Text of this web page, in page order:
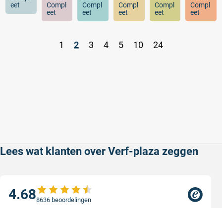
eet
Compl
eet
Compl
eet
Compl
eet
Compl
eet
Compl
eet
1 2 3 4 5 10 24
Lees wat klanten over Verf-plaza zeggen
4.688636 beoordelingen